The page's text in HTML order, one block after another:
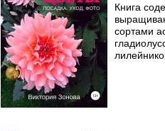
Книга
сортами